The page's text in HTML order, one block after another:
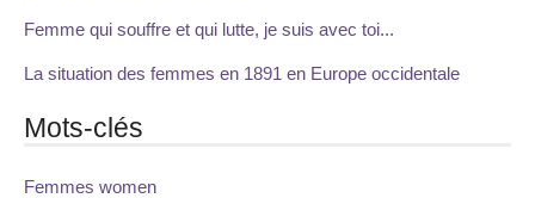
Femme qui souffre et qui lutte, je suis avec toi...
La situation des femmes en 1891 en Europe occidentale
Mots-clés
Femmes women